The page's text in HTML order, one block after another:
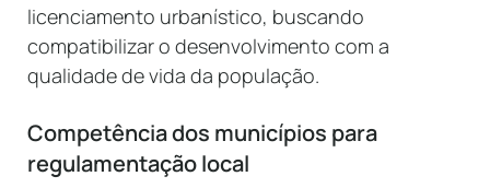
licenciamento urbanístico, buscando
compatibilizar o desenvolvimento com a
qualidade de vida da população.
Competência dos municípios para
regulamentação local